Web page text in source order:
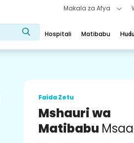
Makala za Afya
Hospitali Matibabu
Faida Zetu
Mshauri wa
Matibabu